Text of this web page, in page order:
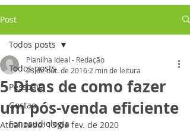
Post
Todos posts
Pessoais
Gestao
Fonoaudiologia
Todos posts
5 Dicas de como fazer
um pós-venda eficiente
Planilha Ideal - Redação
23 de out. de 2016 2 min de leitura
Atualizado:13 de fev. de 2020